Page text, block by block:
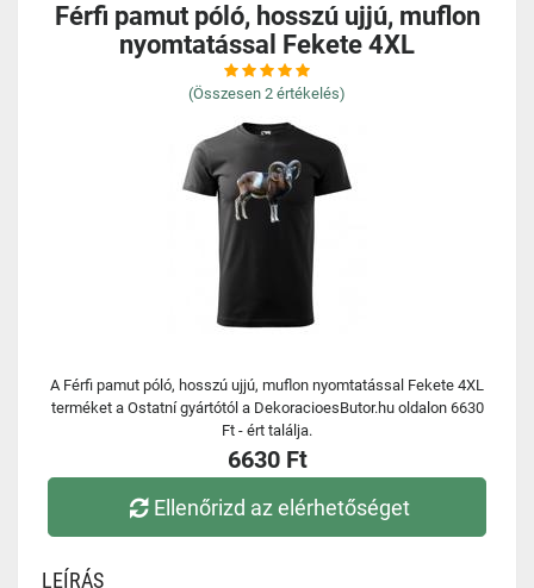
Férfi pamut póló, hosszú ujjú, muflon
nyomtatással Fekete 4XL
(Összesen 2 értékelés)
A Férfi pamut póló, hosszú ujjú, muflon nyomtatással Fekete 4XL
terméket a Ostatní gyártótól a DekoracioesButor.hu oldalon 6630
Ft - ért találja.
6630 Ft
Ellenőrizd az elérhetőséget
LEÍRÁS